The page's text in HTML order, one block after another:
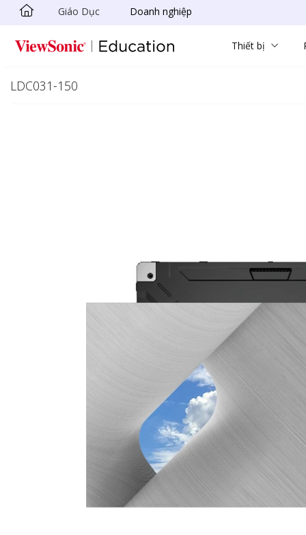
Chuyển đến nội dung chính
Giáo Dục Doanh nghiệp
Thiết bị
LDC031-150